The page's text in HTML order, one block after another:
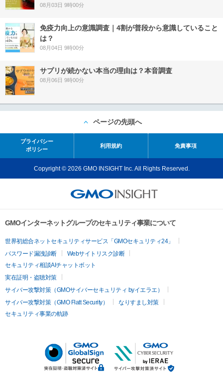
08月03日 9時00分
免疫力向上の意識調査｜4割が普段から意識していること
は？
08月04日 9時00分
サプリが続かない本当の理由は？本音調査
08月06日 9時00分
ページの先頭へ
プライバシー
ポリシー
利用規約 免責事項
Copyright © 2026 GMO INSIGHT Inc. All Rights Reserved.
GMOインターネットグループのセキュリティ事業について
世界初総合ネットセキュリティサービス「GMOセキュリティ24」
パスワード漏洩診断
Webサイトリスク診断
セキュリティ相談AIチャットボット
実在証明・盗聴対策
サイバー攻撃対策（GMOサイバーセキュリティ byイエラエ）
サイバー攻撃対策（GMO Flatt Security）
なりすまし対策
セキュリティ事業の軌跡